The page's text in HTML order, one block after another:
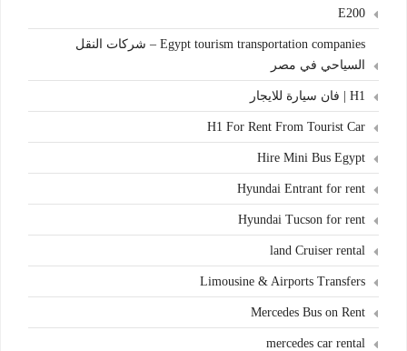
E200
Egypt tourism transportation companies – شركات النقل
السياحي في مصر
H1 | فان سيارة للايجار
H1 For Rent From Tourist Car
Hire Mini Bus Egypt
Hyundai Entrant for rent
Hyundai Tucson for rent
land Cruiser rental
Limousine & Airports Transfers
Mercedes Bus on Rent
mercedes car rental